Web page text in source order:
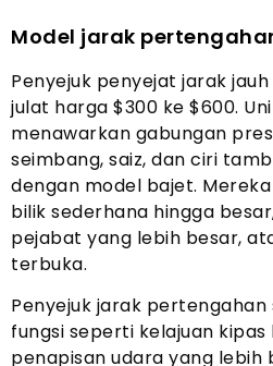
Model jarak
Penyejuk penyejat jarak
julat harga $300 ke $600.
menawarkan gabungan
seimbang, saiz, dan ciri
dengan model bajet.
bilik sederhana hingga
pejabat yang lebih besar,
terbuka.
Penyejuk jarak
fungsi seperti kelajuan
penapisan udara yang lebih